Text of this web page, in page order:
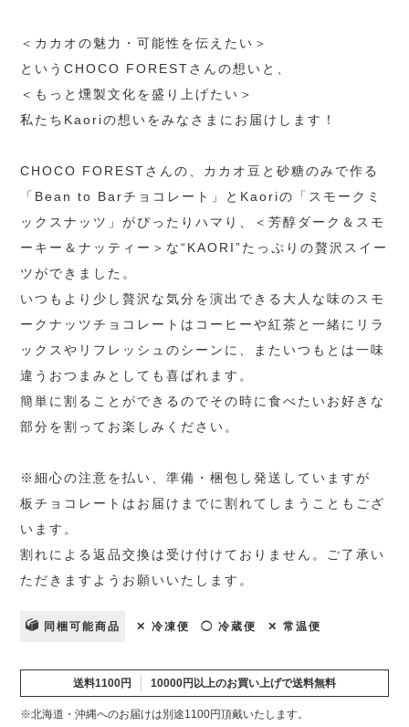
＜カカオの魅力・可能性を伝えたい＞
というCHOCO FORESTさんの想いと、
＜もっと燻製文化を盛り上げたい＞
私たちKaoriの想いをみなさまにお届けします！
CHOCO FORESTさんの、カカオ豆と砂糖のみで作る
「Bean to Barチョコレート」とKaoriの「スモークミ
ックスナッツ」がぴったりハマり、＜芳醇ダーク＆スモ
ーキー＆ナッティー＞な“KAORI”たっぷりの贅沢スイー
ツができました。
いつもより少し贅沢な気分を演出できる大人な味のスモ
ークナッツチョコレートはコーヒーや紅茶と一緒にリラ
ックスやリフレッシュのシーンに、またいつもとは一味
違うおつまみとしても喜ばれます。
簡単に割ることができるのでその時に食べたいお好きな
部分を割ってお楽しみください。
※細心の注意を払い、準備・梱包し発送していますが
板チョコレートはお届けまでに割れてしまうこともござ
います。
割れによる返品交換は受け付けておりません。ご了承い
ただきますようお願いいたします。
同梱可能商品 ✕ 冷凍便 ◯ 冷蔵便 ✕ 常温便
送料1100円 10000円以上のお買い上げで送料無料
※北海道・沖縄へのお届けは別途1100円頂戴いたします。